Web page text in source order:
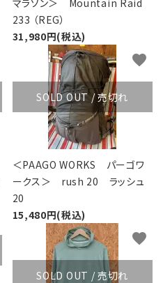
マラソン＞ Mountain Raid
233 （REG）
31,980円(税込)
SOLD OUT / 売切れ
＜PAAGO WORKS パーゴワ
ークス＞ rush 20 ラッシュ
20
15,480円(税込)
favorite
SOLD OUT / 売切れ
favorite